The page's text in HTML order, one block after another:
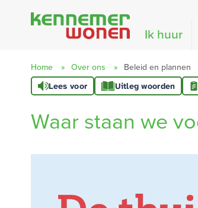
Naar hoofdinhoud
Naar hoofdnavigatiemenu
Naar zoeken
Naar de homepage
Ik huur
Home Over ons Beleid en plannen
Lees voor Uitleg woorden
Waar staan we